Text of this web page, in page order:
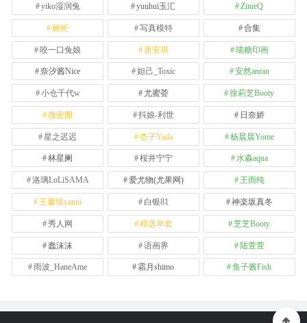
yiko湿润兔 yuuhui玉汇 ZinieQ
丽柜 写真模特 合集
咬一口兔娘 唐安琪 喵糖印画
奈汐酱Nice 妲己_Toxic 安然anran
小仓千代w 尤蜜荟 徐莉芝Booty
微密圈 抖娘-利世 日奈娇
星之迟迟 杏子Yada 杨晨晨Yome
林星阑 桜井宁宁 水淼aqua
洛璃LoLiSAMA 爱尤物(尤果网) 王雨纯
王馨瑶yanni 白银81 神楽坂真冬
秀人网 精选单套 芝芝Booty
蠢沫沫 语画界 陆萱萱
雨波_HaneAme 霜月shimo 鱼子酱Fish